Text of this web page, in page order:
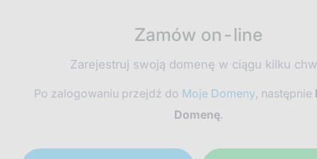
Zamów on-line
Zarejestruj swoją domenę w ciągu kilku
Po zalogowaniu przejdź do Moje Domeny, następnie
Domenę.